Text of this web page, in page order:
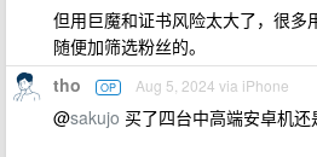
但用巨魔和证书风险太大了，很多
随便加筛选粉丝的。
tho OP Aug 5, 2024 via iPhone
@sakujo 买了四台中高端安卓机还